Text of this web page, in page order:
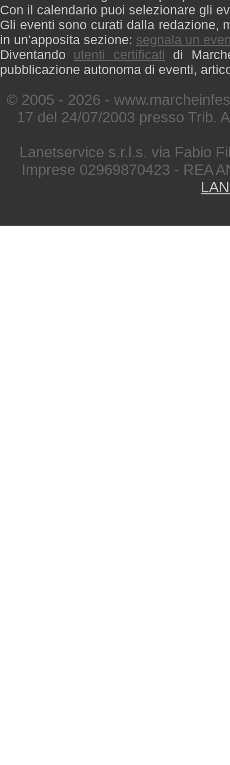
Con il calendario puoi selezionare gli
Gli eventi sono curati dalla redazione,
in un'apposita sezione: segnala un
Diventando utenti certificati di
pubblicazione autonoma di eventi,
© 2005 - 2026 -
17 del 24/07/2003 presso Trib.
Lanetservice s.r.l.s. via Fabio
Imprese 02969870423 - REA